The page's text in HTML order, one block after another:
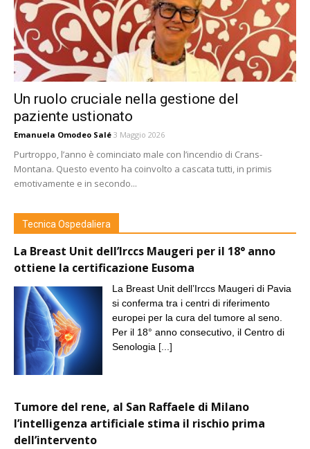
Un ruolo cruciale nella gestione del
paziente ustionato
Emanuela Omodeo Salé 3 Maggio 2026
Purtroppo, l’anno è cominciato male con l’incendio di Crans-
Montana. Questo evento ha coinvolto a cascata tutti, in primis
emotivamente e in secondo...
Tecnica Ospedaliera
La Breast Unit dell’Irccs Maugeri per il 18° anno
ottiene la certificazione Eusoma
La Breast Unit dell’Irccs Maugeri di Pavia
si conferma tra i centri di riferimento
europei per la cura del tumore al seno.
Per il 18° anno consecutivo, il Centro di
Senologia [...]
Tumore del rene, al San Raffaele di Milano
l’intelligenza artificiale stima il rischio prima
dell’intervento